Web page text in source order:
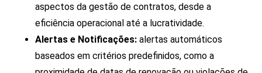
aspectos da gestão de contratos, desde a
eficiência operacional até a lucratividade.
Alertas e Notificações: alertas automáticos
baseados em critérios predefinidos, como a